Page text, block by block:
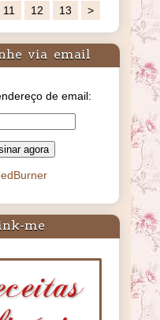
11 12 13 >
via email
de email:
me